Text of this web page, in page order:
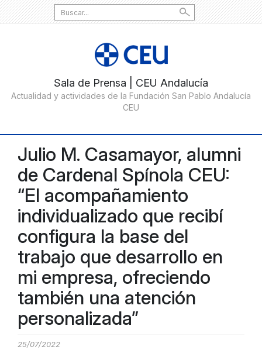
Search
for:
Julio M. Casamayor, alumni
de Cardenal Spínola CEU:
“El acompañamiento
individualizado que recibí
configura la base del
trabajo que desarrollo en
mi empresa, ofreciendo
también una atención
personalizada”
25/07/2022